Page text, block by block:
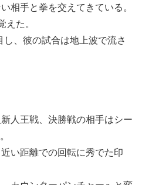
相手と拳を交えてきている。
えた。
、彼の試合は地上波で流さ
人王戦、決勝戦の相手はシー
。
い距離での回転に秀でた印